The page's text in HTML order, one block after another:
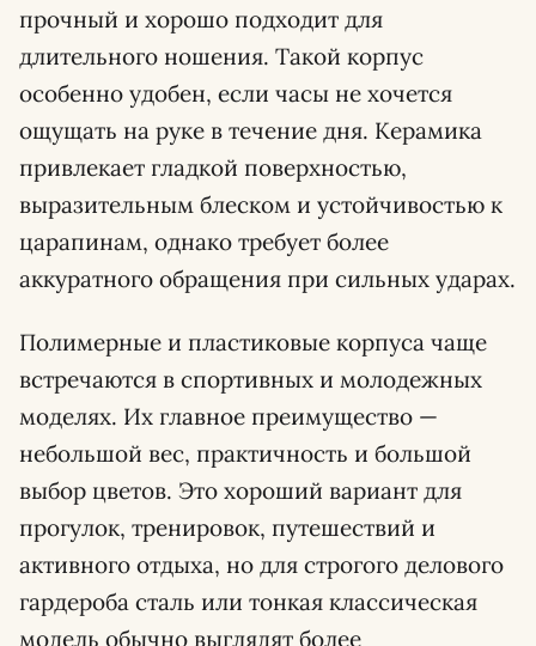
прочный и хорошо подходит для
длительного ношения. Такой корпус
особенно удобен, если часы не хочется
ощущать на руке в течение дня. Керамика
привлекает гладкой поверхностью,
выразительным блеском и устойчивостью к
царапинам, однако требует более
аккуратного обращения при сильных ударах.
Полимерные и пластиковые корпуса чаще
встречаются в спортивных и молодежных
моделях. Их главное преимущество —
небольшой вес, практичность и большой
выбор цветов. Это хороший вариант для
прогулок, тренировок, путешествий и
активного отдыха, но для строгого делового
гардероба сталь или тонкая классическая
модель обычно выглядят более